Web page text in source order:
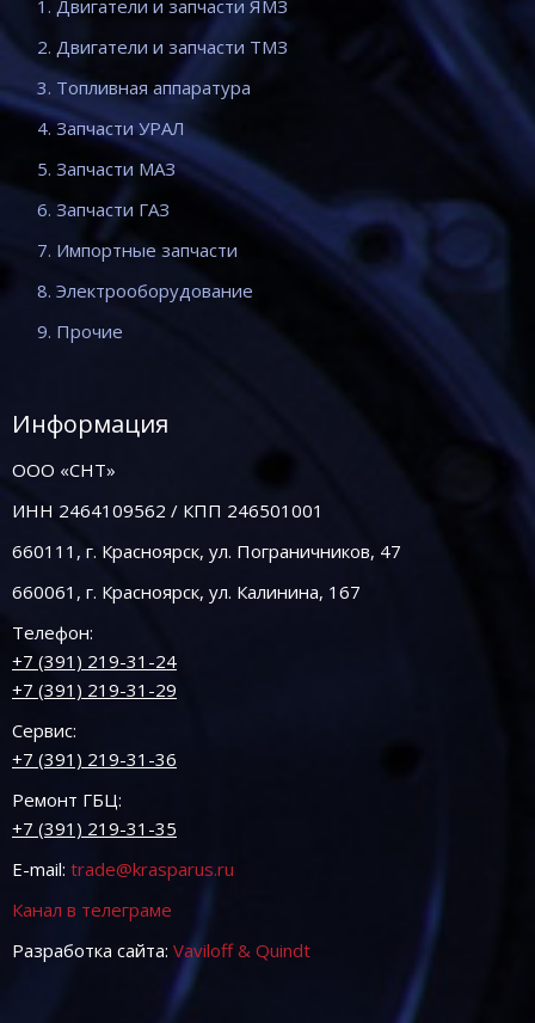
1. Двигатели и запчасти ЯМЗ
2. Двигатели и запчасти ТМЗ
3. Топливная аппаратура
4. Запчасти УРАЛ
5. Запчасти МАЗ
6. Запчасти ГАЗ
7. Импортные запчасти
8. Электрооборудование
9. Прочие
Информация
ООО «СНТ»
ИНН 2464109562 / КПП 246501001
660111, г. Красноярск, ул. Пограничников, 47
660061, г. Красноярск, ул. Калинина, 167
Телефон:
+7 (391) 219-31-24
+7 (391) 219-31-29
Сервис:
+7 (391) 219-31-36
Ремонт ГБЦ:
+7 (391) 219-31-35
E-mail: trade@krasparus.ru
Канал в телеграме
Разработка сайта: Vaviloff & Quindt